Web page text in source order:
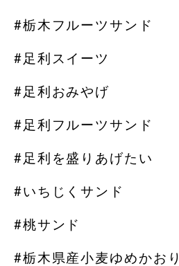
#栃木フルーツサンド
#足利スイーツ
#足利おみやげ
#足利フルーツサンド
#足利を盛りあげたい
#いちじくサンド
#桃サンド
#栃木県産小麦ゆめかおり